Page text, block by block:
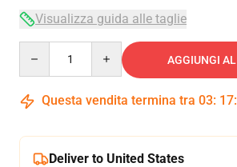
Visualizza guida alle taglie
AGGIUNGI
Questa vendita termina tra 03: 17:
Deliver to United States